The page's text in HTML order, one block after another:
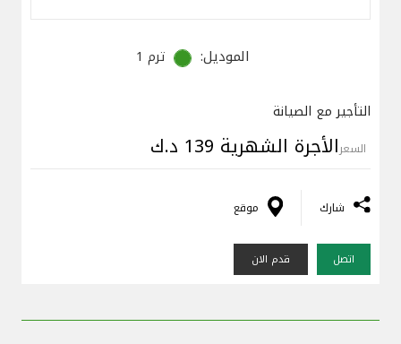
الموديل: ترم 1
التأجير مع الصيانة
السعرالأجرة الشهرية 139 د.ك
شارك موقع
اتصل قدم الان